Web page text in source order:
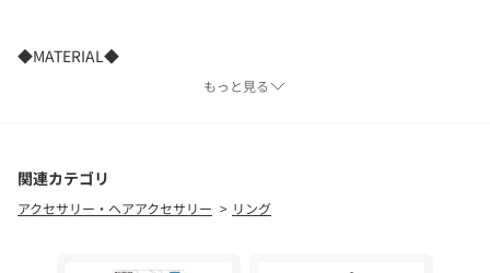
◆MATERIAL◆
シルバー925とは、純銀が92.5％含まれた素材。
【2.718】－ニーテンナナイチハチ－
もっと見る
関連カテゴリ
アクセサリー・ヘアアクセサリー リング